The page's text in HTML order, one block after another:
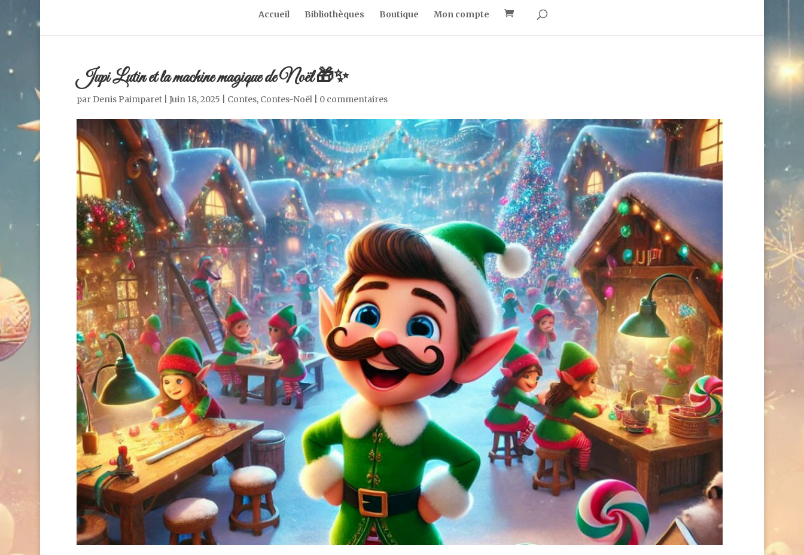
Accueil Bibliothèques Boutique Mon compte
Jupi Lutin et la machine magique de Noël 🎁✨
par Denis Paimparet| Juin 18, 2025 Contes, Contes-Noël| 0 commentaires